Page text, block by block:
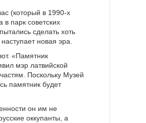
(который в 1990-х
парк советских
сделать хоть
новая эра.
«Памятник
мэр латвийской
Поскольку Музей
памятник будет
он им не
оккупанты, а